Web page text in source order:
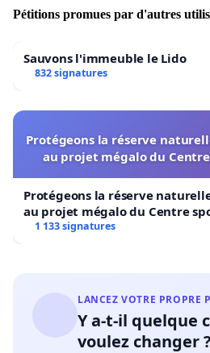
Pétitions promues par d'autres
Sauvons l'immeuble le Lido
832 signatures
Protégeons la réserve
au projet mégalo du
Protégeons la réserve
au projet mégalo du Centre
1 133 signatures
LANCEZ VOTRE PROPRE
Y a-t-il quelque
voulez changer ?